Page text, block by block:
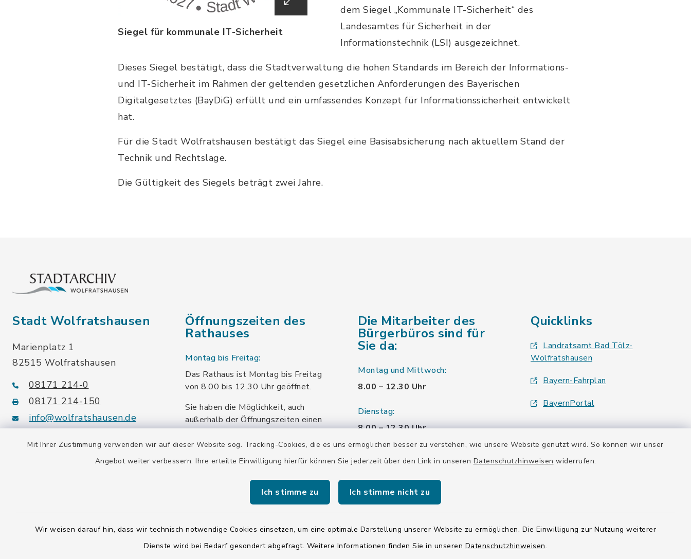
Mit Ihrer Zustimmung verwenden wir auf dieser Website sog. Tracking-Cookies, die es uns ermöglichen besser zu verstehen, wie unsere Website genutzt wird. So können wir unser
Angebot weiter verbessern. Ihre erteilte Einwilligung hierfür können Sie jederzeit über den Link in unseren Datenschutzhinweisen widerrufen.
Ich stimme zu Ich stimme nicht zu
Wir weisen darauf hin, dass wir technisch notwendige Cookies einsetzen, um eine optimale Darstellung unserer Website zu ermöglichen. Die Einwilligung zur Nutzung weiterer
Dienste wird bei Bedarf gesondert abgefragt. Weitere Informationen finden Sie in unseren Datenschutzhinweisen.
Siegel für kommunale IT-Sicherheit
dem Siegel „Kommunale IT-Sicherheit“ des
Landesamtes für Sicherheit in der
Informationstechnik (LSI) ausgezeichnet.
Dieses Siegel bestätigt, dass die Stadtverwaltung die hohen Standards im Bereich der Informations-
und IT-Sicherheit im Rahmen der geltenden gesetzlichen Anforderungen des Bayerischen
Digitalgesetztes (BayDiG) erfüllt und ein umfassendes Konzept für Informationssicherheit entwickelt
hat.
Für die Stadt Wolfratshausen bestätigt das Siegel eine Basisabsicherung nach aktuellem Stand der
Technik und Rechtslage.
Die Gültigkeit des Siegels beträgt zwei Jahre.
Stadt Wolfratshausen
Marienplatz 1
82515 Wolfratshausen
08171 214-0
08171 214-150
info@wolfratshausen.de
Gemeindeschlüssel:
Öffnungszeiten des
Rathauses
Montag bis Freitag:
Das Rathaus ist Montag bis Freitag
von 8.00 bis 12.30 Uhr geöffnet.
Sie haben die Möglichkeit, auch
außerhalb der Öffnungszeiten einen
Termin mit Ihrem Ansprechpartner zu
vereinbaren.
Die Mitarbeiter des
Bürgerbüros sind für
Sie da:
Montag und Mittwoch:
8.00 – 12.30 Uhr
Dienstag:
8.00 – 12.30 Uhr
und 13.30 – 16 Uhr
8.00 – 12.30 Uhr
und 13.30 – 18.00 Uhr
Freitag:
8.00 – 12.30 Uhr
Quicklinks
Landratsamt Bad Tölz-
Wolfratshausen
Bayern-Fahrplan
BayernPortal